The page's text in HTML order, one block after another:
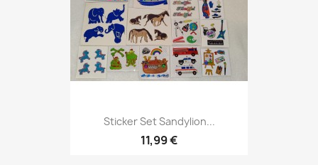
Sticker Set Sandylion...
11,99 €